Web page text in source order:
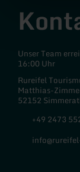
Unser Team
16:00 Uhr
Rureifel
Matthias-
52152
+49 2473